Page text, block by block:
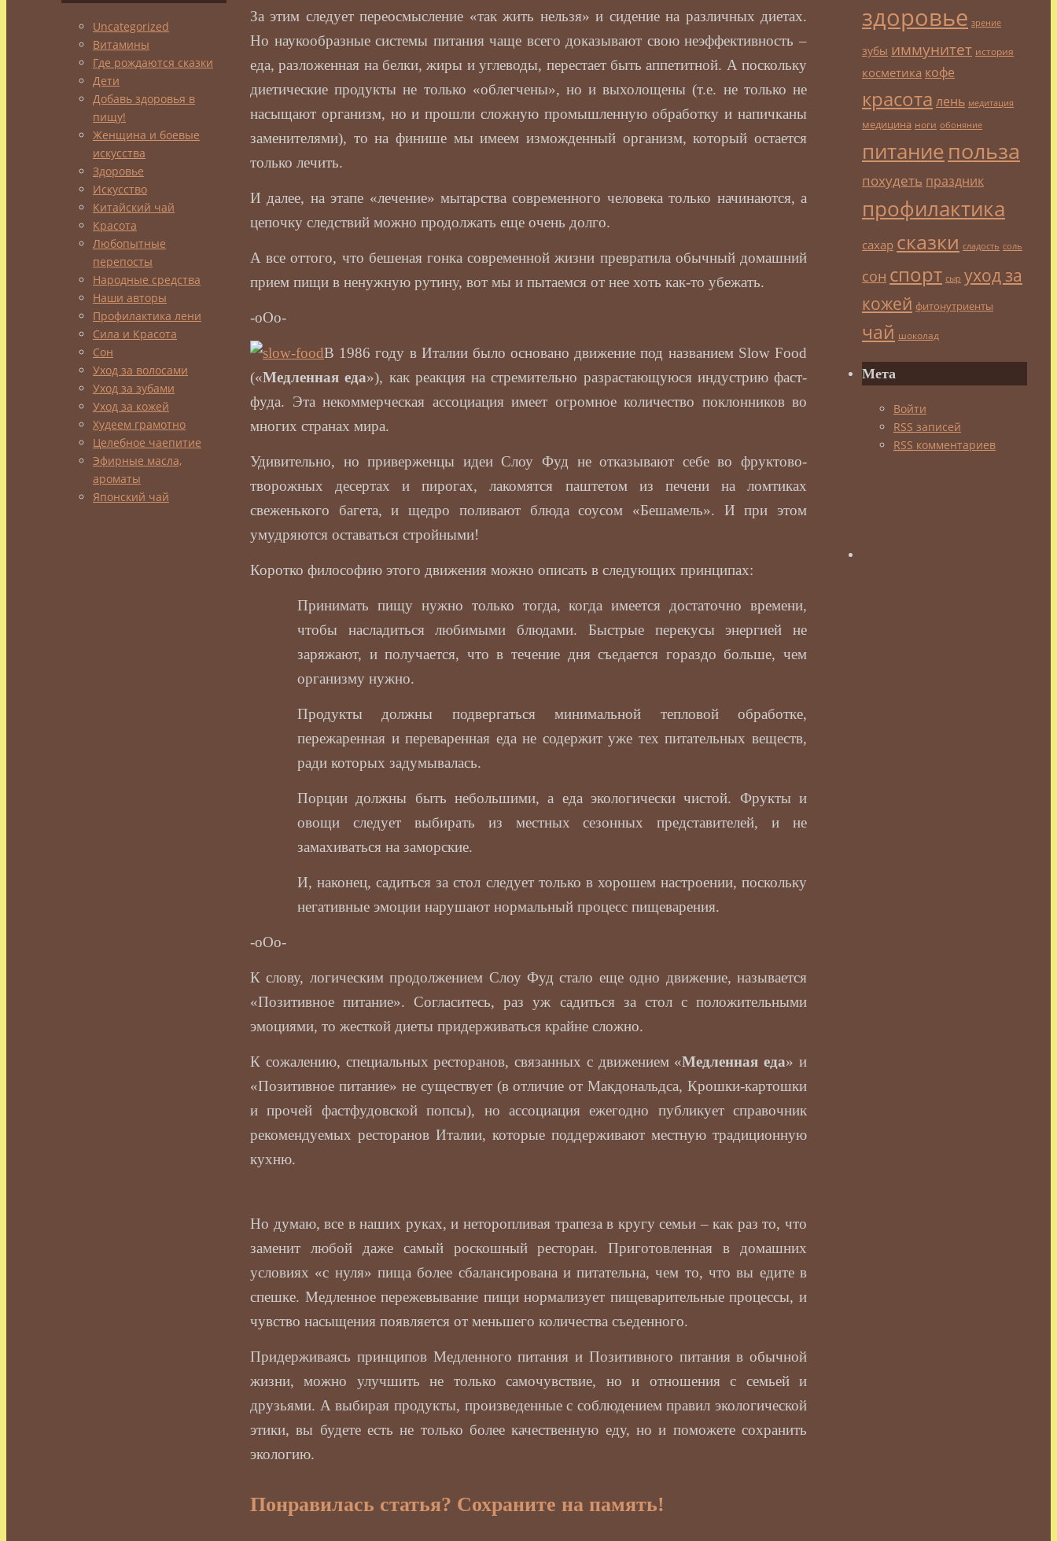
За этим следует переосмысление «так жить нельзя» и сидение на различных диетах.
Но наукообразные системы питания чаще всего доказывают свою неэффективность –
еда, разложенная на белки, жиры и углеводы, перестает быть аппетитной. А поскольку
диетические продукты не только «облегчены», но и выхолощены (т.е. не только не
насыщают организм, но и прошли сложную промышленную обработку и напичканы
заменителями), то на финише мы имеем изможденный организм, который остается
только лечить.
И далее, на этапе «лечение» мытарства современного человека только начинаются, а
цепочку следствий можно продолжать еще очень долго.
А все оттого, что бешеная гонка современной жизни превратила обычный домашний
прием пищи в ненужную рутину, вот мы и пытаемся от нее хоть как-то убежать.
-оОо-
В 1986 году в Италии было основано движение под названием Slow Food
(«Медленная еда»), как реакция на стремительно разрастающуюся индустрию фаст-
фуда. Эта некоммерческая ассоциация имеет огромное количество поклонников во
многих странах мира.
Удивительно, но приверженцы идеи Слоу Фуд не отказывают себе во фруктово-
творожных десертах и пирогах, лакомятся паштетом из печени на ломтиках
свеженького багета, и щедро поливают блюда соусом «Бешамель». И при этом
умудряются оставаться стройными!
Коротко философию этого движения можно описать в следующих принципах:
Принимать пищу нужно только тогда, когда имеется достаточно времени,
чтобы насладиться любимыми блюдами. Быстрые перекусы энергией не
заряжают, и получается, что в течение дня съедается гораздо больше, чем
организму нужно.
Продукты должны подвергаться минимальной тепловой обработке,
пережаренная и переваренная еда не содержит уже тех питательных веществ,
ради которых задумывалась.
Порции должны быть небольшими, а еда экологически чистой. Фрукты и
овощи следует выбирать из местных сезонных представителей, и не
замахиваться на заморские.
И, наконец, садиться за стол следует только в хорошем настроении, поскольку
негативные эмоции нарушают нормальный процесс пищеварения.
-оОо-
К слову, логическим продолжением Слоу Фуд стало еще одно движение, называется
«Позитивное питание». Согласитесь, раз уж садиться за стол с положительными
эмоциями, то жесткой диеты придерживаться крайне сложно.
К сожалению, специальных ресторанов, связанных с движением «Медленная еда» и
«Позитивное питание» не существует (в отличие от Макдональдса, Крошки-картошки
и прочей фастфудовской попсы), но ассоциация ежегодно публикует справочник
рекомендуемых ресторанов Италии, которые поддерживают местную традиционную
кухню.
Но думаю, все в наших руках, и неторопливая трапеза в кругу семьи – как раз то, что
заменит любой даже самый роскошный ресторан. Приготовленная в домашних
условиях «с нуля» пища более сбалансирована и питательна, чем то, что вы едите в
спешке. Медленное пережевывание пищи нормализует пищеварительные процессы, и
чувство насыщения появляется от меньшего количества съеденного.
Придерживаясь принципов Медленного питания и Позитивного питания в обычной
жизни, можно улучшить не только самочувствие, но и отношения с семьей и
друзьями. А выбирая продукты, произведенные с соблюдением правил экологической
этики, вы будете есть не только более качественную еду, но и поможете сохранить
экологию.
Понравилась статья? Сохраните на память!
Uncategorized
Витамины
Где рождаются сказки
Дети
Добавь здоровья в
пищу!
Женщина и боевые
искусства
Здоровье
Искусство
Китайский чай
Красота
Любопытные
перепосты
Народные средства
Наши авторы
Профилактика лени
Сила и Красота
Сон
Уход за волосами
Уход за зубами
Уход за кожей
Худеем грамотно
Целебное чаепитие
Эфирные масла,
ароматы
Японский чай
здоровье зрение
зубы иммунитет история
косметика кофе
красота лень медитация
медицина ноги обоняние
питание польза
похудеть праздник
профилактика
сахар сказки сладость соль
сон спорт сыр уход за
кожей фитонутриенты
чай шоколад
Мета
Войти
RSS записей
RSS комментариев